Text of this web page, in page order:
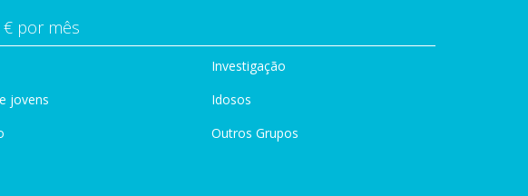
por mês
jovens
Investigação
Idosos
Outros Grupos